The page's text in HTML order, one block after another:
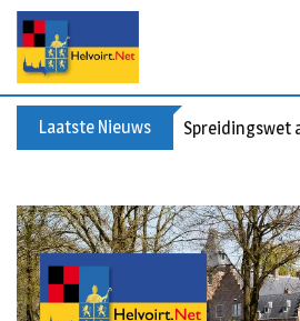
Laatste Nieuws Spreidingswet